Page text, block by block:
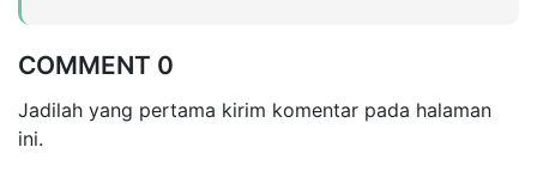
COMMENT 0
Jadilah yang pertama kirim komentar pada halaman
ini.